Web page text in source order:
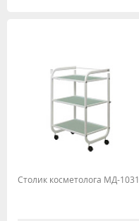
Столик косметолога МД-1031